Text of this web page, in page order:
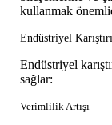
kullanmak
Endüstriyel
Endüstriyel
sağlar:
Verimlilik Artışı